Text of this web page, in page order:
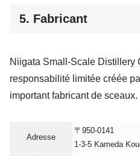
5. Fabricant
Niigata Small-Scale Distillery
responsabilité limitée créée
important fabricant de sceaux.
Adresse
〒950-0141
1-3-5 Kameda